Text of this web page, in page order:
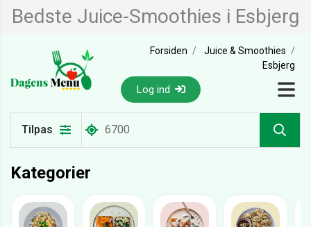
Bedste Juice-Smoothies i Esbjerg
Forsiden
Juice & Smoothies
Esbjerg
Log ind
Tilpas
Kategorier